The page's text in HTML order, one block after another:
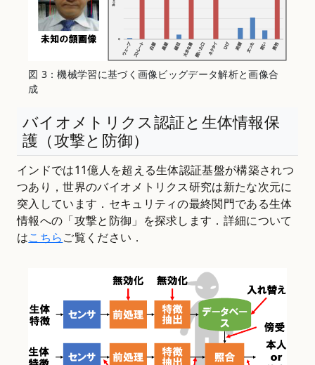
図 3：機械学習に基づく画像ビッグデータ解析と画像合
成
バイオメトリクス認証と生体情報保
護（攻撃と防御）
インドでは11億人を超える生体認証基盤が構築されつ
つあり，世界のバイオメトリクス研究は新たな次元に
突入しています．セキュリティの最終関門である生体
情報への「攻撃と防御」を探求します．詳細について
はこちらご覧ください．